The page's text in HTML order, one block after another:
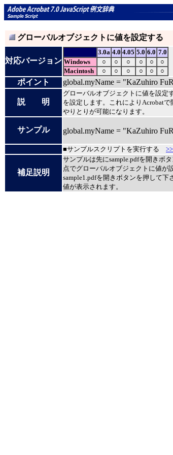
グローバルオブジェクトに値を設定する
対応バージョン
3.0a 4.0 4.05 5.0 6.0 7.0
Windows
○ ○ ○ ○ ○
○
Macintosh
○ ○ ○ ○ ○ ○
ポイント global.myName = "KaZuhiro
説 明
グローバルオブジェクトに値を設定
を設定します。これによりAcrobat
やりとりが可能になります。
サンプル global.myName = "KaZuhiro
■サンプルスクリプトを実行する
補足説明
サンプルは先にsample.pdfを開きボ
点でグローバルオブジェクトに値が
sample1.pdfを開きボタンを押して下
値が表示されます。